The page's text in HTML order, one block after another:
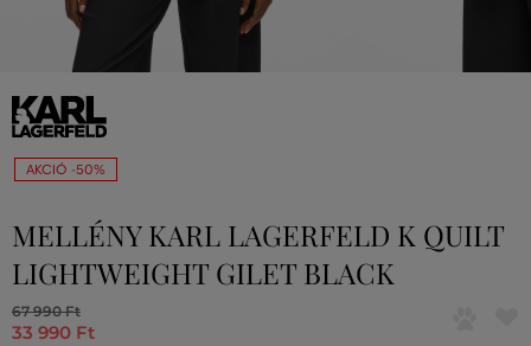
AKCIÓ -50%
MELLÉNY KARL LAGERFELD K QUILT
LIGHTWEIGHT GILET BLACK
67 990 Ft
33 990 Ft